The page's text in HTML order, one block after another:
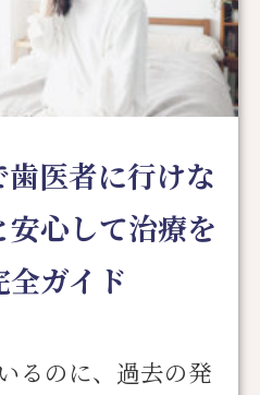
医者に行けな
心して治療を
ガイド
るのに、過去の発